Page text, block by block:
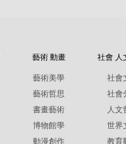
藝術 動畫
藝術美學
藝術哲思
書畫藝術
博物館學
動漫創作
社會 人
社會
社會
人文
世界
教育